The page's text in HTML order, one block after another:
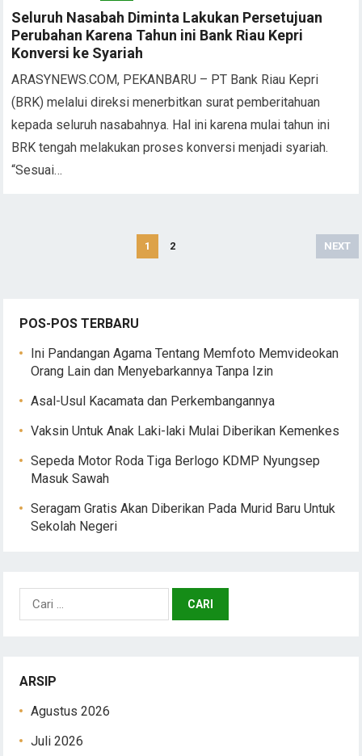
Seluruh Nasabah Diminta Lakukan Persetujuan
Perubahan Karena Tahun ini Bank Riau Kepri
Konversi ke Syariah
ARASYNEWS.COM, PEKANBARU – PT Bank Riau Kepri
(BRK) melalui direksi menerbitkan surat pemberitahuan
kepada seluruh nasabahnya. Hal ini karena mulai tahun ini
BRK tengah melakukan proses konversi menjadi syariah.
“Sesuai…
1 2 NEXT
POS-POS TERBARU
Ini Pandangan Agama Tentang Memfoto Memvideokan
Orang Lain dan Menyebarkannya Tanpa Izin
Asal-Usul Kacamata dan Perkembangannya
Vaksin Untuk Anak Laki-laki Mulai Diberikan Kemenkes
Sepeda Motor Roda Tiga Berlogo KDMP Nyungsep
Masuk Sawah
Seragam Gratis Akan Diberikan Pada Murid Baru Untuk
Sekolah Negeri
Cari
untuk:
ARSIP
Agustus 2026
Juli 2026